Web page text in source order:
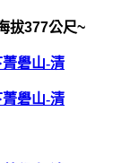
拔377公尺~